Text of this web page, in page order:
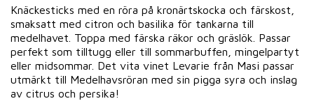
Knäckesticks med en röra på kronärtskocka och färskost,
smaksatt med citron och basilika för tankarna till
medelhavet. Toppa med färska räkor och gräslök. Passar
perfekt som tilltugg eller till sommarbuffen, mingelpartyt
eller midsommar. Det vita vinet Levarie från Masi passar
utmärkt till Medelhavsröran med sin pigga syra och inslag
av citrus och persika!